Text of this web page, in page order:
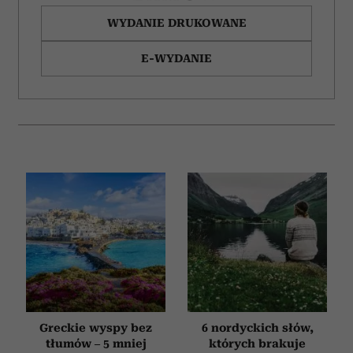
WYDANIE DRUKOWANE
E-WYDANIE
Greckie wyspy bez
tłumów – 5 mniej
6 nordyckich słów,
których brakuje